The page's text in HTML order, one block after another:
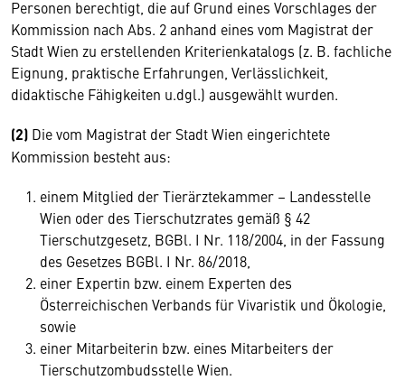
Personen berechtigt, die auf Grund eines Vorschlages der
Kommission nach Abs. 2 anhand eines vom Magistrat der
Stadt Wien zu erstellenden Kriterienkatalogs (z. B. fachliche
Eignung, praktische Erfahrungen, Verlässlichkeit,
didaktische Fähigkeiten u.dgl.) ausgewählt wurden.
(2) Die vom Magistrat der Stadt Wien eingerichtete
Kommission besteht aus:
einem Mitglied der Tierärztekammer – Landesstelle
Wien oder des Tierschutzrates gemäß § 42
Tierschutzgesetz, BGBl. I Nr. 118/2004, in der Fassung
des Gesetzes BGBl. I Nr. 86/2018,
einer Expertin bzw. einem Experten des
Österreichischen Verbands für Vivaristik und Ökologie,
sowie
einer Mitarbeiterin bzw. eines Mitarbeiters der
Tierschutzombudsstelle Wien.